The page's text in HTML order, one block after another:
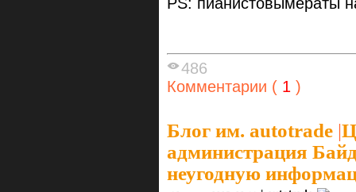
486
Комментарии ( 1 )
Блог им. autotrade |
администрация
неугодную